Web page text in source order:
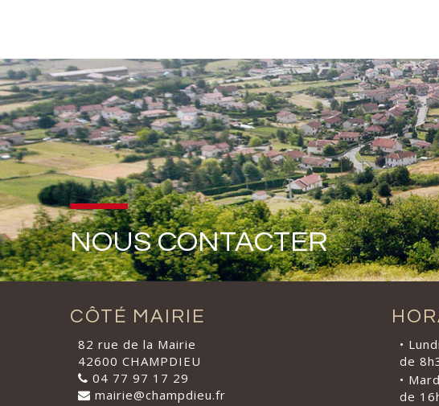
NOUS CONTACTER
CÔTÉ MAIRIE
82 rue de la Mairie
42600 CHAMPDIEU
04 77 97 17 29
mairie@champdieu.fr
•
de
•
de